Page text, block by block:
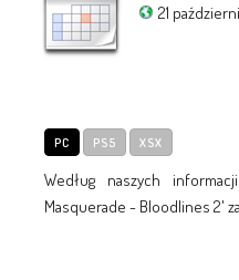
21
PC PS5 XSX
Według naszych
Masquerade - Bloodlines 2'